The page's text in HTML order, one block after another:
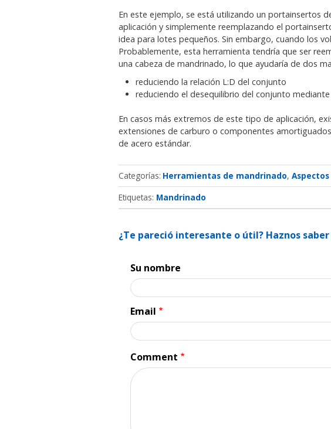
En este ejemplo, se está utilizando un portainsertos
aplicación y simplemente reemplazando el
idea para lotes pequeños. Sin embargo, cuando los
Probablemente, esta herramienta tendría que ser
una cabeza de mandrinado, lo que ayudaría de dos
reduciendo la relación L:D del conjunto
reduciendo el desequilibrio del conjunto
En casos más extremos de este tipo de aplicación,
extensiones de carburo o componentes
de acero estándar.
Categorías Herramientas de mandrinado
Etiquetas: Mandrinado
¿Te pareció interesante o útil? Haznos
Su nombre
Email
Comment